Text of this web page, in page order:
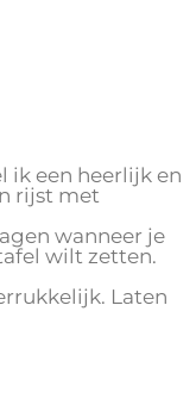
ik een heerlijk en
rijst met
wanneer je
wilt zetten.
Laten